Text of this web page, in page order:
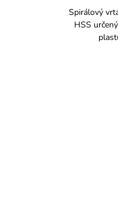
Spirálový
HSS